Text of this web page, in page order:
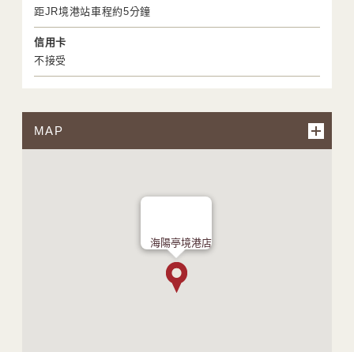
距JR境港站車程約5分鐘
信用卡
不接受
MAP
海陽亭境港店